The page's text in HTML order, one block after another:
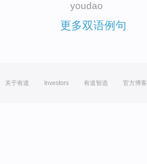
youdao
更多双语例句
关于有道 Investors 有道智选 官方博客